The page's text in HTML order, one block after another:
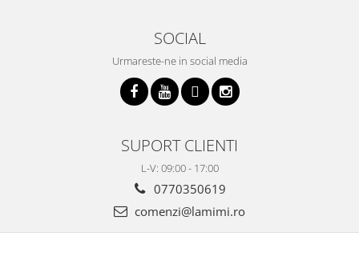
SOCIAL
Urmareste-ne in social media
SUPORT CLIENTI
L-V: 09:00 - 17:00
0770350619
comenzi@lamimi.ro